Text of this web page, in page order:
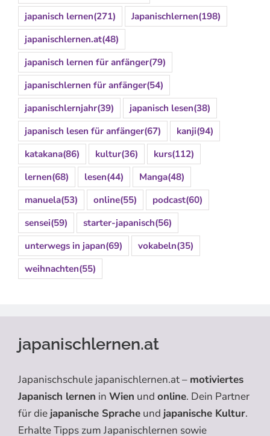
japanisch lernen(271) Japanischlernen(198)
japanischlernen.at(48)
japanisch lernen für anfänger(79)
japanischlernen für anfänger(54)
japanischlernjahr(39) japanisch lesen(38)
japanisch lesen für anfänger(67) kanji(94)
katakana(86) kultur(36) kurs(112)
lernen(68) lesen(44) Manga(48)
manuela(53) online(55) podcast(60)
sensei(59) starter-japanisch(56)
unterwegs in japan(69) vokabeln(35)
weihnachten(55)
japanischlernen.at
Japanischschule japanischlernen.at – motiviertes
Japanisch lernen in Wien und online. Dein Partner
für die japanische Sprache und japanische Kultur.
Erhalte Tipps zum Japanischlernen sowie